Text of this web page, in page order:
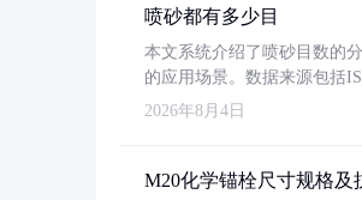
喷砂都有多少目
本文系统介绍了喷砂目数的
的应用场景。数据来源包括
2026年8月4日
M20化学锚栓尺寸规格及